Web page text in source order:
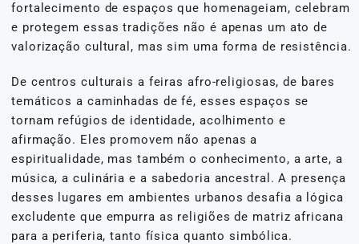
fortalecimento de espaços que homenageiam, celebram
e protegem essas tradições não é apenas um ato de
valorização cultural, mas sim uma forma de resistência.
De centros culturais a feiras afro-religiosas, de bares
temáticos a caminhadas de fé, esses espaços se
tornam refúgios de identidade, acolhimento e
afirmação. Eles promovem não apenas a
espiritualidade, mas também o conhecimento, a arte, a
música, a culinária e a sabedoria ancestral. A presença
desses lugares em ambientes urbanos desafia a lógica
excludente que empurra as religiões de matriz africana
para a periferia, tanto física quanto simbólica.